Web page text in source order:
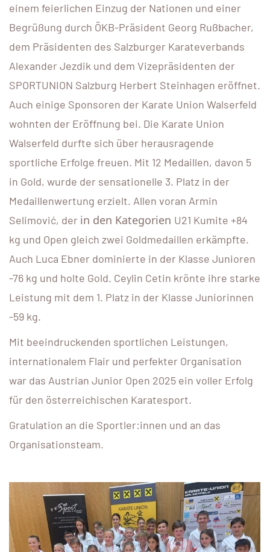
einem feierlichen Einzug der Nationen und einer
Begrüßung durch ÖKB-Präsident Georg Rußbacher,
dem Präsidenten des Salzburger Karateverbands
Alexander Jezdik und dem Vizepräsidenten der
SPORTUNION Salzburg Herbert Steinhagen eröffnet.
Auch einige Sponsoren der Karate Union Walserfeld
wohnten der Eröffnung bei. Die Karate Union
Walserfeld durfte sich über herausragende
sportliche Erfolge freuen. Mit 12 Medaillen, davon 5
in Gold, wurde der sensationelle 3. Platz in der
Medaillenwertung erzielt. Allen voran Armin
Selimović, der in den Kategorien U21 Kumite +84
kg und Open gleich zwei Goldmedaillen erkämpfte.
Auch Luca Ebner dominierte in der Klasse Junioren
-76 kg und holte Gold. Ceylin Cetin krönte ihre starke
Leistung mit dem 1. Platz in der Klasse Juniorinnen
-59 kg.
Mit beeindruckenden sportlichen Leistungen,
internationalem Flair und perfekter Organisation
war das Austrian Junior Open 2025 ein voller Erfolg
für den österreichischen Karatesport.
Gratulation an die Sportler:innen und an das
Organisationsteam.